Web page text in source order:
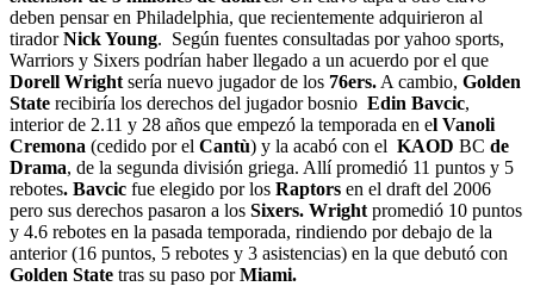
deben pensar en Philadelphia, que recientemente adquirieron al
tiradorNick Young. Según fuentes consultadas por yahoo sports,
Warriors y Sixers podrían haber llegado a un acuerdo por el que
Dorell Wright sería nuevo jugador de los 76ers. A cambio, Golden
State recibiría los derechos del jugador bosnio Edin Bavcic,
interior de 2.11 y 28 años que empezó la temporada en el Vanoli
Cremona (cedido por el Cantù) y la acabó con el KAOD BC de
Drama, de la segunda división griega. Allí promedió 11 puntos y 5
rebotes. Bavcic fue elegido por los Raptors en el draft del 2006
pero sus derechos pasaron a los Sixers. Wright promedió 10 puntos
y 4.6 rebotes en la pasada temporada, rindiendo por debajo de la
anterior (16 puntos, 5 rebotes y 3 asistencias) en la que debutó con
Golden State tras su paso porMiami.